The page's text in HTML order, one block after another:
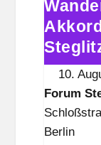
t
e
g
l
i
t
z
„600
im
Forum
Steglitz
10.
Forum
Berlin